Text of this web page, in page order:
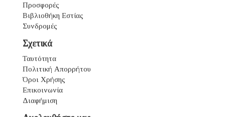
Προσφορές
Βιβλιοθήκη Εστίας
Συνδρομές
Σχετικά
Ταυτότητα
Πολιτική Απορρήτου
Όροι Χρήσης
Επικοινωνία
Διαφήμιση